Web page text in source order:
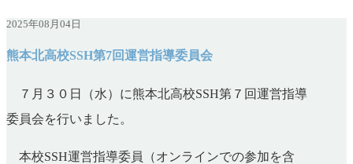
2025年08月04日
熊本北高校SSH第7回運営指導委員会
７月３０日（水）に熊本北高校SSH第７回運営指導
委員会を行いました。
本校SSH運営指導委員（オンラインでの参加を含